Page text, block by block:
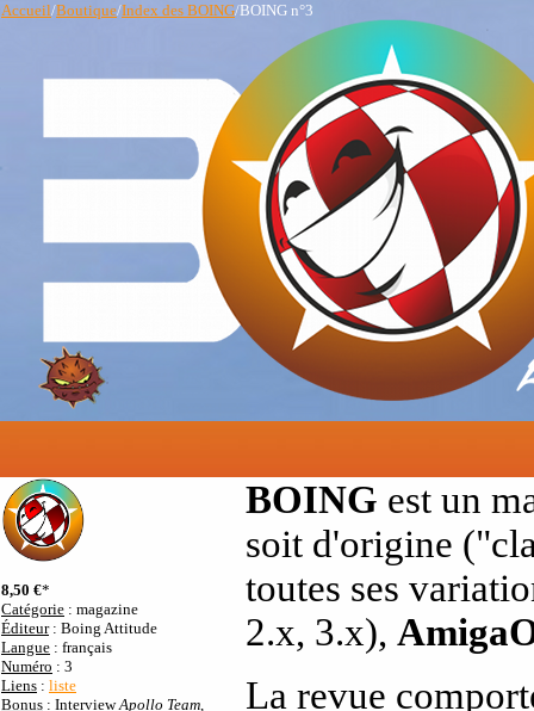
Accueil/Boutique/Index des BOING/BOING n°3
8,50 €*
Catégorie : magazine
Éditeur: Boing Attitude
Langue : français
Numéro : 3
Liens : liste
Bonus : InterviewApollo Team,
BOING est un
soit d'origine
toutes ses
2.x, 3.x),
La revue